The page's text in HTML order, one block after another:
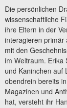
Die persönlichen
wissenschaftliche
ihre Eltern in der
interagieren primär
mit den
im Weltraum. Erika
und Kaninchen auf
obendrein bereits
Magazinen und
hat, versteht ihr